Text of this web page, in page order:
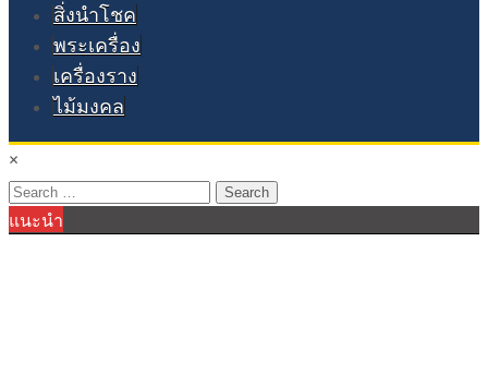
สิ่งนำโชค
พระเครื่อง
เครื่องราง
ไม้มงคล
×
Search
for:
แนะนำ